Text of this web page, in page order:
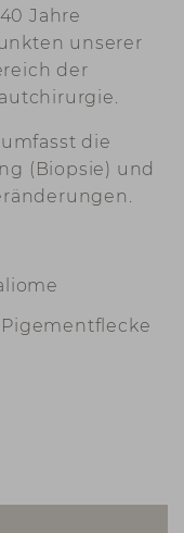
Jahre
unserer
der
die
(Biopsie) und